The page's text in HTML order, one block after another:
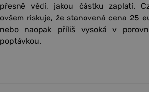
přesně vědí, jakou částku zaplatí.
ovšem riskuje, že stanovená cena 25
nebo naopak příliš vysoká v
poptávkou.